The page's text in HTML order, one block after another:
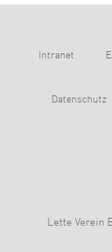
Intranet
Datenschutz
Lette Verein